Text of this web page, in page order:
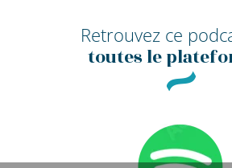
Retrouvez ce
toutes le